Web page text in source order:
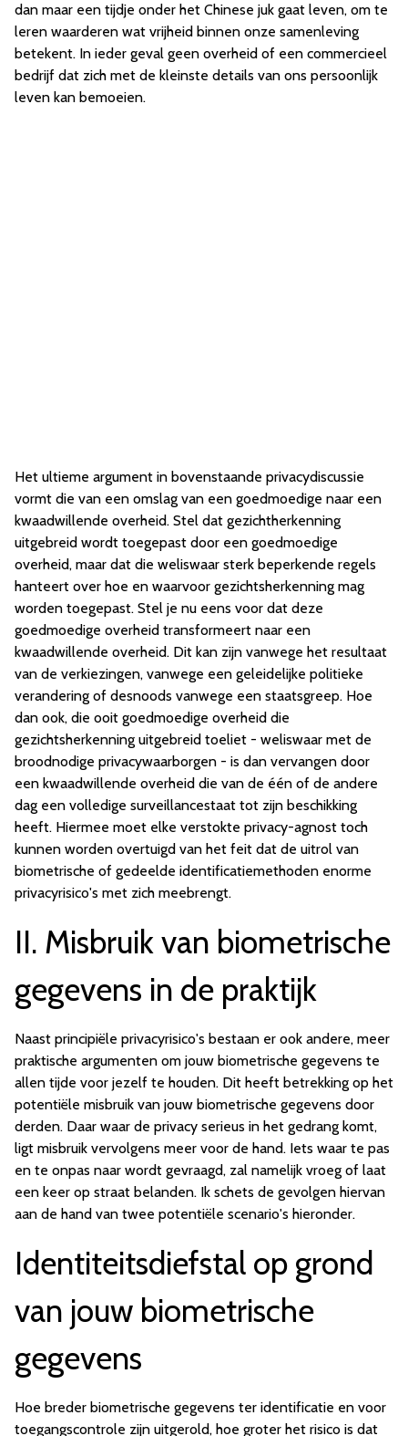
dan maar een tijdje onder het Chinese juk gaat leven, om te
leren waarderen wat vrijheid binnen onze samenleving
betekent. In ieder geval geen overheid of een commercieel
bedrijf dat zich met de kleinste details van ons persoonlijk
leven kan bemoeien.
Het ultieme argument in bovenstaande privacydiscussie
vormt die van een omslag van een goedmoedige naar een
kwaadwillende overheid. Stel dat gezichtherkenning
uitgebreid wordt toegepast door een goedmoedige
overheid, maar dat die weliswaar sterk beperkende regels
hanteert over hoe en waarvoor gezichtsherkenning mag
worden toegepast. Stel je nu eens voor dat deze
goedmoedige overheid transformeert naar een
kwaadwillende overheid. Dit kan zijn vanwege het resultaat
van de verkiezingen, vanwege een geleidelijke politieke
verandering of desnoods vanwege een staatsgreep. Hoe
dan ook, die ooit goedmoedige overheid die
gezichtsherkenning uitgebreid toeliet - weliswaar met de
broodnodige privacywaarborgen - is dan vervangen door
een kwaadwillende overheid die van de één of de andere
dag een volledige surveillancestaat tot zijn beschikking
heeft. Hiermee moet elke verstokte privacy-agnost toch
kunnen worden overtuigd van het feit dat de uitrol van
biometrische of gedeelde identificatiemethoden enorme
privacyrisico's met zich meebrengt.
II. Misbruik van biometrische
gegevens in de praktijk
Naast principiële privacyrisico's bestaan er ook andere, meer
praktische argumenten om jouw biometrische gegevens te
allen tijde voor jezelf te houden. Dit heeft betrekking op het
potentiële misbruik van jouw biometrische gegevens door
derden. Daar waar de privacy serieus in het gedrang komt,
ligt misbruik vervolgens meer voor de hand. Iets waar te pas
en te onpas naar wordt gevraagd, zal namelijk vroeg of laat
een keer op straat belanden. Ik schets de gevolgen hiervan
aan de hand van twee potentiële scenario's hieronder.
Identiteitsdiefstal op grond
van jouw biometrische
gegevens
Hoe breder biometrische gegevens ter identificatie en voor
toegangscontrole zijn uitgerold, hoe groter het risico is dat